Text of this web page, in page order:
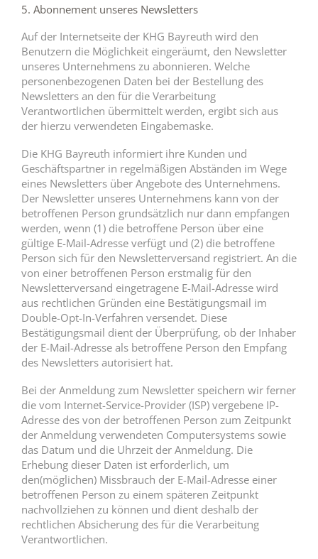
5. Abonnement unseres Newsletters
Auf der Internetseite der KHG Bayreuth wird den
Benutzern die Möglichkeit eingeräumt, den Newsletter
unseres Unternehmens zu abonnieren. Welche
personenbezogenen Daten bei der Bestellung des
Newsletters an den für die Verarbeitung
Verantwortlichen übermittelt werden, ergibt sich aus
der hierzu verwendeten Eingabemaske.
Die KHG Bayreuth informiert ihre Kunden und
Geschäftspartner in regelmäßigen Abständen im Wege
eines Newsletters über Angebote des Unternehmens.
Der Newsletter unseres Unternehmens kann von der
betroffenen Person grundsätzlich nur dann empfangen
werden, wenn (1) die betroffene Person über eine
gültige E-Mail-Adresse verfügt und (2) die betroffene
Person sich für den Newsletterversand registriert. An die
von einer betroffenen Person erstmalig für den
Newsletterversand eingetragene E-Mail-Adresse wird
aus rechtlichen Gründen eine Bestätigungsmail im
Double-Opt-In-Verfahren versendet. Diese
Bestätigungsmail dient der Überprüfung, ob der Inhaber
der E-Mail-Adresse als betroffene Person den Empfang
des Newsletters autorisiert hat.
Bei der Anmeldung zum Newsletter speichern wir ferner
die vom Internet-Service-Provider (ISP) vergebene IP-
Adresse des von der betroffenen Person zum Zeitpunkt
der Anmeldung verwendeten Computersystems sowie
das Datum und die Uhrzeit der Anmeldung. Die
Erhebung dieser Daten ist erforderlich, um
den(möglichen) Missbrauch der E-Mail-Adresse einer
betroffenen Person zu einem späteren Zeitpunkt
nachvollziehen zu können und dient deshalb der
rechtlichen Absicherung des für die Verarbeitung
Verantwortlichen.